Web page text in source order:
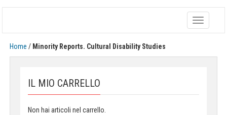
Toggle
navigation
Home / Minority Reports. Cultural Disability Studies
IL MIO CARRELLO
Non hai articoli nel carrello.